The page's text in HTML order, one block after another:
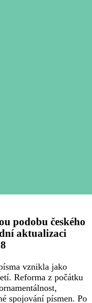
podobu českého
aktualizaci
vznikla jako
Reforma z počátku
spojování písmen. Po